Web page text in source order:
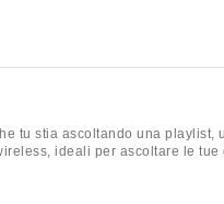
tu stia ascoltando una
ideali per ascoltare le